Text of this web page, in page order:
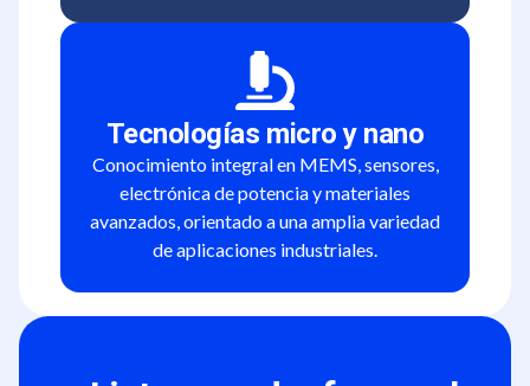
Tecnologías micro y nano
Conocimiento integral en MEMS, sensores,
electrónica de potencia y materiales
avanzados, orientado a una amplia variedad
de aplicaciones industriales.